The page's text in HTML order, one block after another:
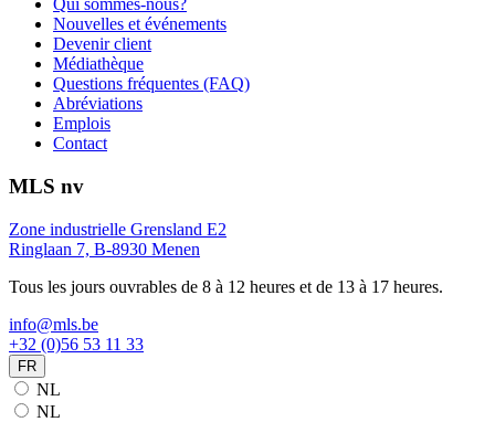
Qui sommes-nous?
Nouvelles et événements
Devenir client
Médiathèque
Questions fréquentes (FAQ)
Abréviations
Emplois
Contact
MLS nv
Zone industrielle Grensland E2
Ringlaan 7, B-8930 Menen
Tous les jours ouvrables de 8 à 12 heures et de 13 à 17 heures.
info@mls.be
+32 (0)56 53 11 33
FR
NL
NL